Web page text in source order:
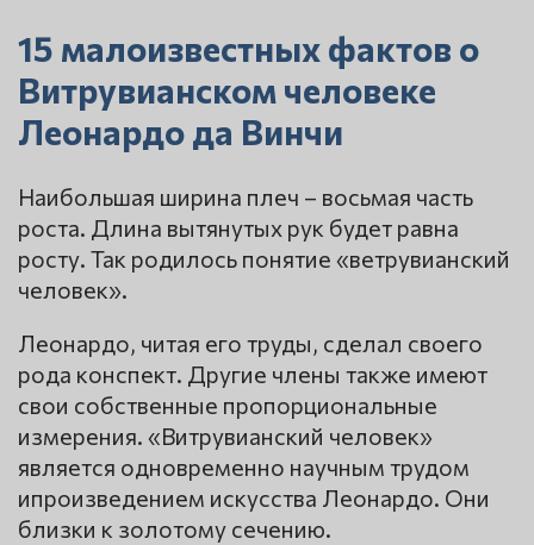
15 малоизвестных фактов о
Витрувианском человеке
Леонардо да Винчи
Наибольшая ширина плеч – восьмая часть
роста. Длина вытянутых рук будет равна
росту. Так родилось понятие «ветрувианский
человек».
Леонардо, читая его труды, сделал своего
рода конспект. Другие члены также имеют
свои собственные пропорциональные
измерения. «Витрувианский человек»
является одновременно научным трудом
ипроизведением искусства Леонардо. Они
близки к золотому сечению.